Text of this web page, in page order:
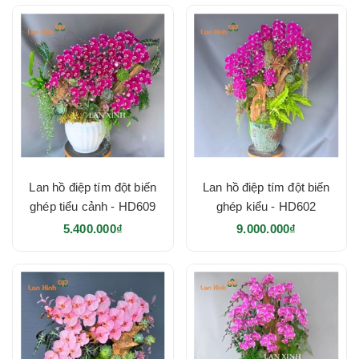
biến
Lan
hồ
điệp
màu
đột
biến
Lan
hồ
đột
Cách
chọn
lan hồ
Lan hồ điệp đột biến
Lan hồ điệp tím đột biến
ghép tiểu cảnh - HD609
5.400.000₫
Lan hồ điệp tím đột biến
ghép kiểu - HD602
9.000.000₫